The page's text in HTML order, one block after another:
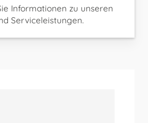
Informationen zu unseren
Serviceleistungen.